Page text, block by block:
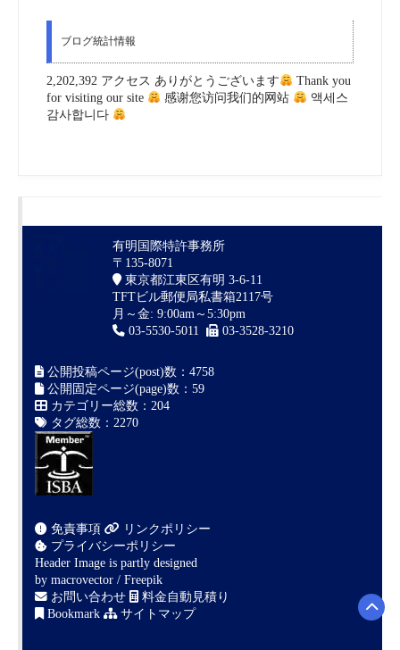
ブログ統計情報
2,202,392 アクセス ありがとうございます
Thank you
for visiting our site
感谢您访问我们的网站
액세스
감사합니다
有明国際特許事務所
〒135-8071
東京都江東区有明 3-6-11
TFTビル郵便局私書箱2117号
月～金: 9:00am～5:30pm
03-5530-5011
03-3528-3210
公開投稿ページ(post)数：4758
公開固定ページ(page)数：59
カテゴリー総数：204
タグ総数：2270
免責事項
リンクポリシー
プライバシーポリシー
Header Image is partly designed
by macrovector / Freepik
お問い合わせ
料金自動見積り
Bookmark
サイトマップ